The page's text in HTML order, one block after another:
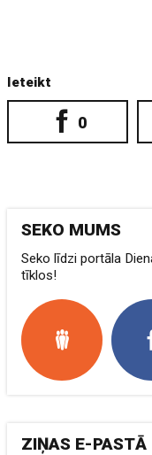
Ieteikt
0
SEKO MUMS
Seko līdzi portāla
tīklos!
ZIŅAS E-PASTĀ